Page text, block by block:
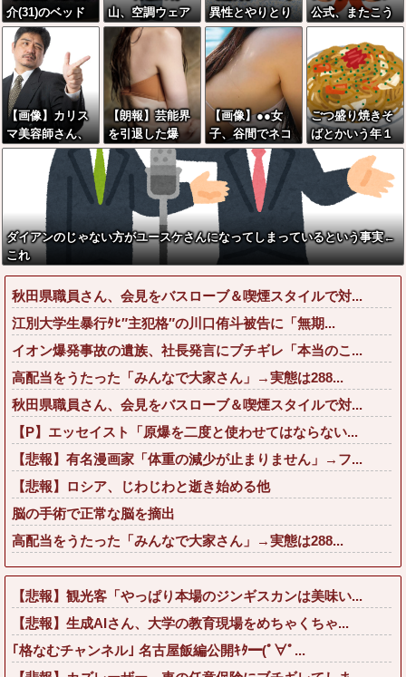
介(31)のベッド
シーン、●●すぎ
るwwwwwww
山、空調ウェア
を発売ｗｗｗｗ
ｗｗ
異性とやりとり
《不倫》にな
る？→既婚男女
の約7割がまさか
の『こう』回答
してしまうw w
w w w w w w
公式、またこう
いうのでいい丼
をポスト
【画像】カリス
マ美容師さん、
ココリコ田中み
たいなチー牛を
大変身させた結
果がこちらw w
w w w w w w w
w w
【朗報】芸能界
を引退した爆
乳、SNSで●●●●
画像を投稿www
www
【画像】●●女
子、谷間でネコ
を飼育してしま
うwwwwww
ごつ盛り焼きそ
ばとかいう年１
くらいで無性に
食いたくなるや
つｗｗｗｗｗｗ
ｗｗ
ダイアンのじゃない方がユースケさんになってしまっているという事実←
これ
秋田県職員さん、会見をバスローブ＆喫煙スタイルで対...
江別大学生暴行ﾀﾋ″主犯格″の川口侑斗被告に「無期...
イオン爆発事故の遺族、社長発言にブチギレ「本当のこ...
高配当をうたった「みんなで大家さん」→実態は288...
秋田県職員さん、会見をバスローブ＆喫煙スタイルで対...
【P】エッセイスト「原爆を二度と使わせてはならない...
【悲報】有名漫画家「体重の減少が止まりません」→フ...
【悲報】ロシア、じわじわと逝き始める他
脳の手術で正常な脳を摘出
高配当をうたった「みんなで大家さん」→実態は288...
【悲報】観光客「やっぱり本場のジンギスカンは美味い...
【悲報】生成AIさん、大学の教育現場をめちゃくちゃ...
｢格なむチャンネル｣ 名古屋飯編公開ｷﾀ━(ﾟ∀ﾟ...